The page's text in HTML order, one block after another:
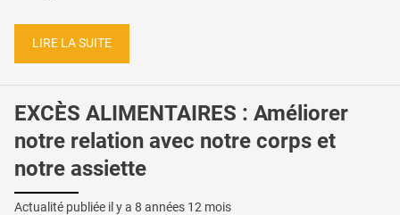
LIRE LA SUITE
EXCÈS ALIMENTAIRES : Améliorer
notre relation avec notre corps et
notre assiette
Actualité publiée il y a 8 années 12 mois